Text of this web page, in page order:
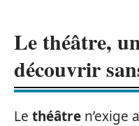
Le théâtre,
découvrir
Le théâtre n’exige